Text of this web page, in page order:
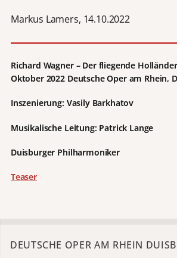
Markus Lamers, 14.10.2022
Richard Wagner – Der fliegende
Oktober 2022 Deutsche Oper am Rhein,
Inszenierung: Vasily Barkhatov
Musikalische Leitung: Patrick Lange
Duisburger Philharmoniker
Teaser
DEUTSCHE OPER AM RHEIN